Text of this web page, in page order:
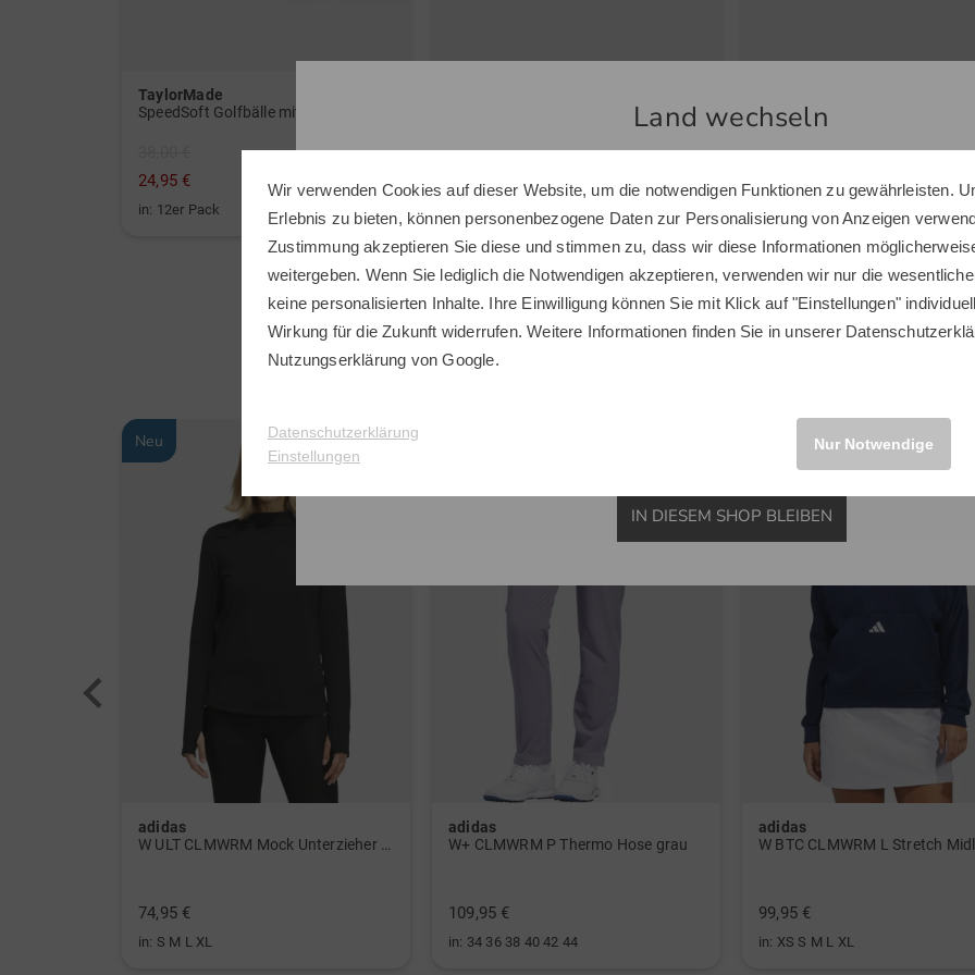
Von
Seite.
14-
8
TaylorMade
24,95 €
in: 12er Pack
Tour Double Canopy UV Regenschirm schwarz
79,95 €
49,95 €
Distance+ Multi Golfbälle bunt
33,95 €
19,95 €
in: 12er Pack
Neu
adidas
74,95 €
in: S M L XL
adidas
W+ CLMWRM P Thermo Hose grau
109,95 €
in: 34 36 38 40 42 44
adidas
99,95 €
in: XS S M L XL
Land wechseln
Sie scheinen sich in einem anderen Land zu befinden.
Möchten Sie den Golf House Shop wechseln?
IN DIESEM SHOP BLEIBEN
Wir verwenden Cookies auf dieser Website, um die notwendigen Funktionen zu gewährleisten.
Erlebnis zu bieten, können personenbezogene Daten zur Personalisierung von Anzeigen
Zustimmung akzeptieren Sie diese und stimmen zu, dass wir diese Informationen
weitergeben. Wenn Sie lediglich die Notwendigen akzeptieren, verwenden wir nur die
keine personalisierten Inhalte. Ihre Einwilligung können Sie mit Klick auf "Einstellungen"
Wirkung für die Zukunft widerrufen. Weitere Informationen finden Sie in unserer
Nutzungserklärung von Google.
Datenschutzerklärung
Einstellungen
Nur Notwendige